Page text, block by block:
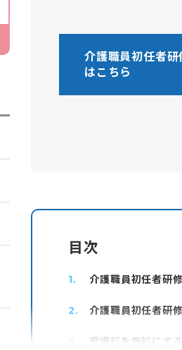
介護職員初任者研
はこちら
目次
介護職員初任者研
介護職員初任者研
受講料を無料にす